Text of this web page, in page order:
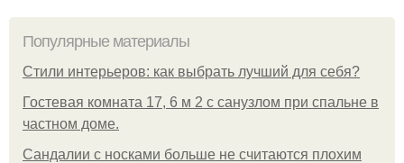
Популярные материалы
Стили интерьеров: как выбрать лучший для себя?
Гостевая комната 17, 6 м 2 с санузлом при спальне в
частном доме.
Сандалии с носками больше не считаются плохим